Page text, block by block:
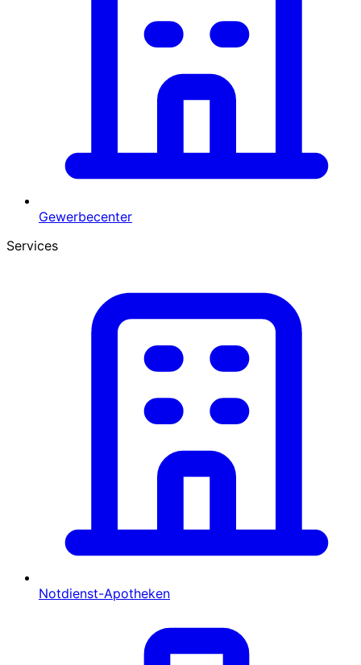
Gewerbecenter
Services
Notdienst-Apotheken